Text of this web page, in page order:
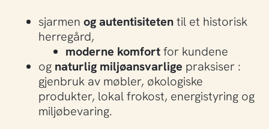
sjarmen og autentisiteten til et historisk
herregård,
moderne komfortfor kundene
og naturlig miljøansvarlige praksiser :
gjenbruk av møbler, økologiske
produkter, lokal frokost, energistyring og
miljøbevaring.